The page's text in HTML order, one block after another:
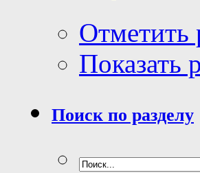
Отметить
Показать
Поиск по разделу